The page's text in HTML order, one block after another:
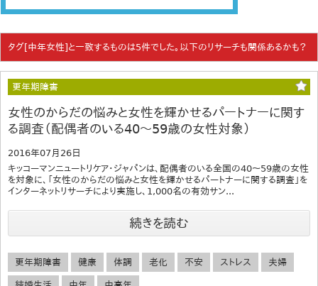
タグ[中年女性]と一致するものは5件でした。以下のリサーチも関係あるかも？
更年期障害
女性のからだの悩みと女性を輝かせるパートナーに関す
る調査（配偶者のいる40～59歳の女性対象）
2016年07月26日
キッコーマンニュートリケア・ジャパンは、配偶者のいる全国の40～59歳の女性
を対象に、「女性のからだの悩みと女性を輝かせるパートナーに関する調査」を
インターネットリサーチにより実施し、1,000名の有効サン...
続きを読む
更年期障害 健康 体調 老化 不安 ストレス 夫婦